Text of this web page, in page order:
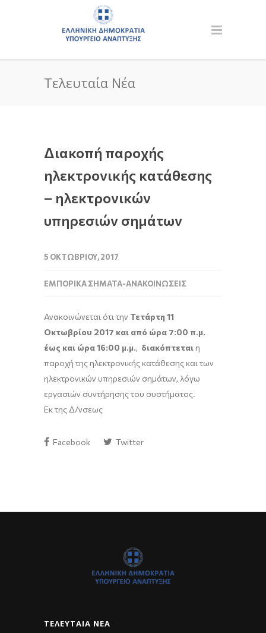
Τελευταία Νέα
Διακοπή παροχής
ηλεκτρονικής κατάθεσης
– ηλεκτρονικών
υπηρεσιών σημάτων
5 ΟΚΤΩΒΡΊΟΥ, 2017
ΕΜΠΟΡΙΚΆ ΣΉΜΑΤΑ-ΑΝΑΚΟΙΝΏΣΕΙΣ
Ανακοινώνεται ότι την Τετάρτη 11
Οκτωβρίου 2017 και από ώρα 7:00 π.μ.
έως και ώρα 16:00 μ.μ., διακόπτεταιη
παροχή της ηλεκτρονικήςκατάθεσης και των
ηλεκτρονικών υπηρεσιών σημάτων, λόγω
εργασιών συντήρησης του συστήματος.
Εκ της Δ/νσεως
Facebook Twitter
ΤΕΛΕΥΤΑΊΑ ΝΈΑ